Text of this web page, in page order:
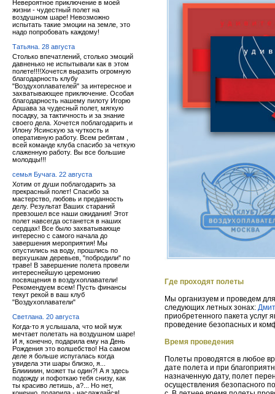
Невероятное приключение в моей
жизни - чудестный полет на
воздушном шаре! Невозможно
испытать такие эмоции на земле, это
надо попробовать каждому!
Татьяна. 28 августа
Столько впечатлений, столько эмоций
давненько не испытывали как в этом
полете!!!!Хочется выразить огромную
благодарность клубу
"Воздухоплавателей" за интересное и
захватывающее приключение. Особая
благодарность нашему пилоту Игорю
Аршава за чудесный полет, мягкую
посадку, за тактичность и за знание
своего дела. Хочется поблагодарить и
Илону Ясинскую за чуткость и
оперативную работу. Всем ребятам ,
всей команде клуба спасибо за четкую
слаженную работу. Вы все большие
молодцы!!!
семья Бучага. 22 августа
Хотим от души поблагодарить за
прекрасный полет! Спасибо за
мастерство, любовь и преданность
делу. Результат Ваших стараний
превзошел все наши ожидания! Этот
полет навсегда останется в наших
сердцах! Все было захватывающе
интересно с самого начала до
завершения мероприятия! Мы
опустились на воду, прошлись по
верхушкам деревьев, "побродили" по
траве! В завершение полета провели
интереснейшую церемонию
посвящения в воздухоплаватели!
Рекомендуем всем! Пусть финансы
текут рекой в ваш клуб
"Воздухоплаватели"
Светлана. 20 августа
Когда-то я услышала, что мой муж
мечтает полетать на воздушном шаре!
И я, конечно, подарила ему на День
Рождения это волшебство! На самом
деле я больше испугалась когда
увидела эти шары близко, я...
Блииииин, может ты один?! А я здесь
подожду и пофоткаю тебя снизу, как
ты красиво летишь, а?... Но нет,
Где проходят полеты
Мы организуем и проведем
следующих летных зонах:
приобретенного пакета услуг
проведение безопасных и
Время проведения
Полеты проводятся в любое
дате полета и при
назначенную дату, полет
осуществления безопасного